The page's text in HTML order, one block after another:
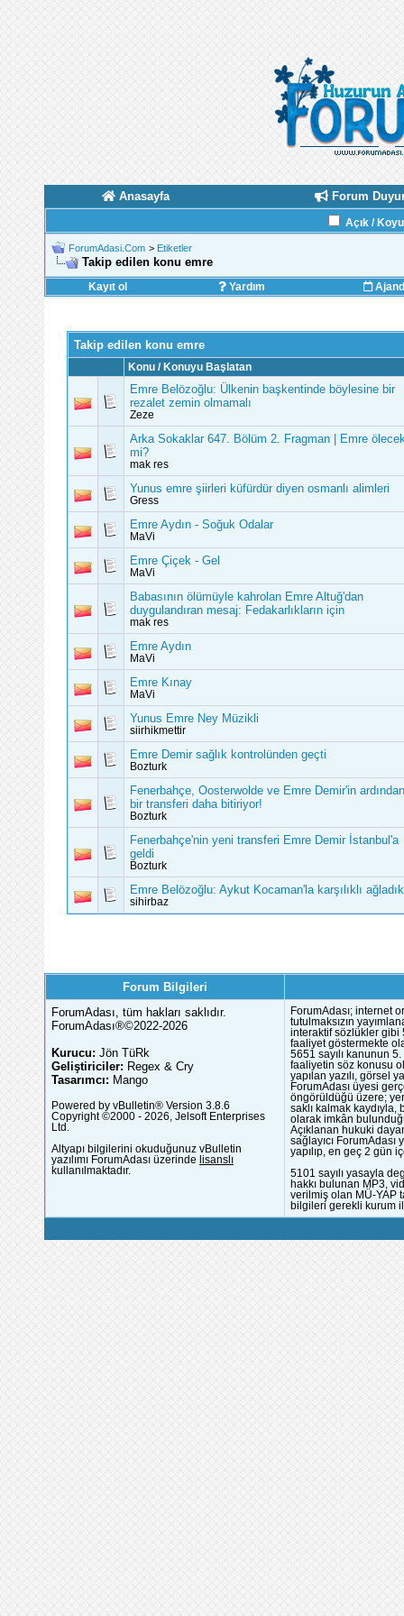
Anasayfa Forum
Açık /
ForumAdasi.Com > Etiketler
Takip edilen konu emre
Kayıt ol Yardım
Takip edilen konu emre
Konu / Konuyu Başlatan
Emre Belözoğlu: Ülkenin başkentinde böylesine bir
rezalet zemin olmamalı
Zeze
Arka Sokaklar 647. Bölüm 2. Fragman | Emre
mi?
mak res
Yunus emre şiirleri küfürdür diyen osmanlı alimleri
Gress
Emre Aydın - Soğuk Odalar
MaVi
Emre Çiçek - Gel
MaVi
Babasının ölümüyle kahrolan Emre Altuğ'dan
duygulandıran mesaj: Fedakarlıkların için
mak res
Emre Aydın
MaVi
Emre Kınay
MaVi
Yunus Emre Ney Müzikli
siirhikmettir
Emre Demir sağlık kontrolünden geçti
Bozturk
Fenerbahçe, Oosterwolde ve Emre Demir'in ardından
bir transferi daha bitiriyor!
Bozturk
Fenerbahçe'nin yeni transferi Emre Demir İstanbul'a
geldi
Bozturk
Emre Belözoğlu: Aykut Kocaman'la karşılıklı ağladık
sihirbaz
Forum Bilgileri
ForumAdası, tüm hakları saklıdır.
ForumAdası®©2022-2026
Kurucu: Jön TüRk
Geliştiriciler: Regex & Cry
Tasarımcı: Mango
Powered by vBulletin® Version 3.8.6
Copyright ©2000 - 2026, Jelsoft Enterprises
Ltd.
Altyapı bilgilerini okuduğunuz vBulletin
yazılımı ForumAdası üzerinde lisanslı
kullanılmaktadır.
ForumAdası; internet
tutulmaksızın
interaktif sözlükler gibi
faaliyet göstermekte
5651 sayılı kanunun
faaliyetin söz konusu
yapılan yazılı, görsel
ForumAdası üyesi
öngörüldüğü üzere;
saklı kalmak
olarak imkân
Açıklanan hukuki
sağlayıcı
yapılıp, en geç 2 gün
5101 sayılı yasayla
hakkı bulunan MP3,
verilmiş olan MÜ-YAP
bilgileri gerekli kurum